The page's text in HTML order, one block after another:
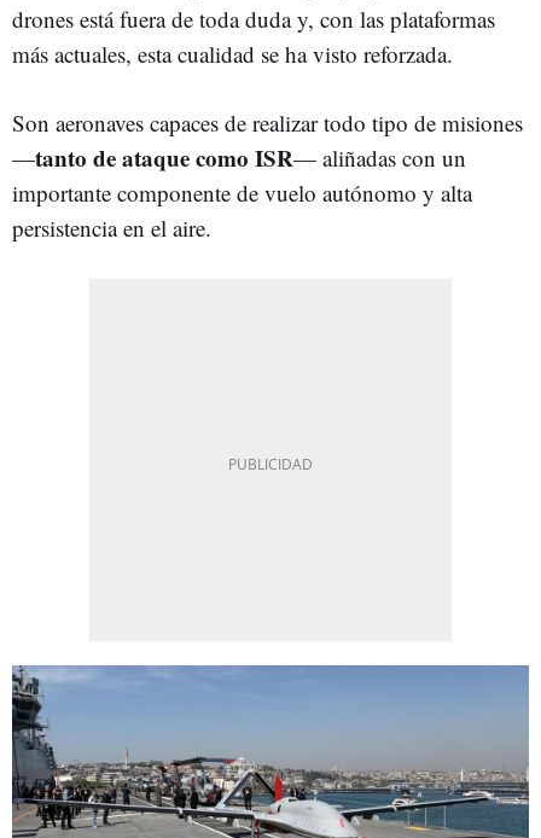
drones está fuera de toda duda y, con las plataformas
más actuales, esta cualidad se ha visto reforzada.
Son aeronaves capaces de realizar todo tipo de misiones
—tanto de ataque como ISR— aliñadas con un
importante componente de vuelo autónomo y alta
persistencia en el aire.